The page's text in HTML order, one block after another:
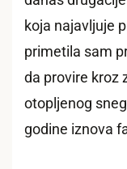
koja najavljuje
primetila sam
da provire kroz
otopljenog
godine iznova